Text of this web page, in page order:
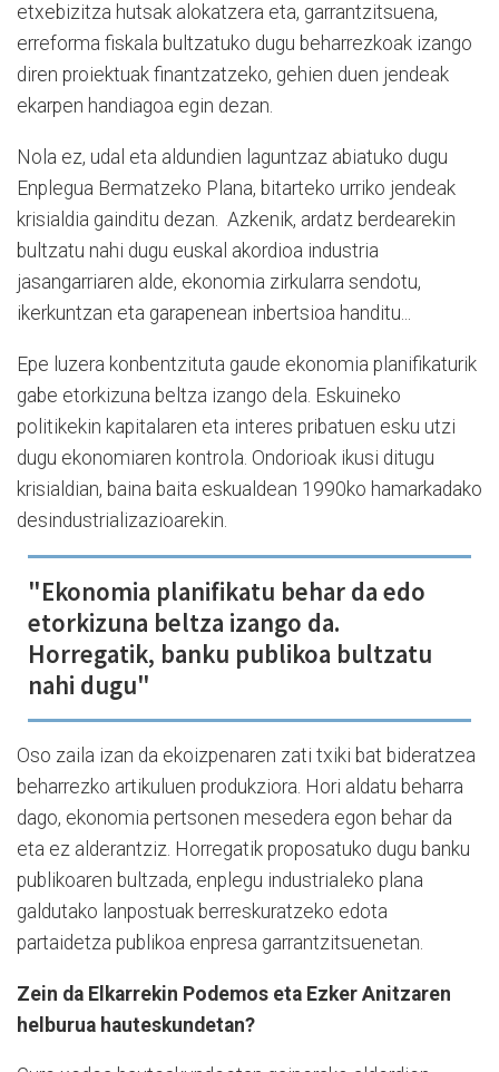
etxebizitza hutsak alokatzera eta, garrantzitsuena,
erreforma fiskala bultzatuko dugu beharrezkoak izango
diren proiektuak finantzatzeko, gehien duen jendeak
ekarpen handiagoa egin dezan.
Nola ez, udal eta aldundien laguntzaz abiatuko dugu
Enplegua Bermatzeko Plana, bitarteko urriko jendeak
krisialdia gainditu dezan. Azkenik, ardatz berdearekin
bultzatu nahi dugu euskal akordioa industria
jasangarriaren alde, ekonomia zirkularra sendotu,
ikerkuntzan eta garapenean inbertsioa handitu...
Epe luzera konbentzituta gaude ekonomia planifikaturik
gabe etorkizuna beltza izango dela. Eskuineko
politikekin kapitalaren eta interes pribatuen esku utzi
dugu ekonomiaren kontrola. Ondorioak ikusi ditugu
krisialdian, baina baita eskualdean 1990ko hamarkadako
desindustrializazioarekin.
"Ekonomia planifikatu behar da edo
etorkizuna beltza izango da.
Horregatik, banku publikoa bultzatu
nahi dugu"
Oso zaila izan da ekoizpenaren zati txiki bat bideratzea
beharrezko artikuluen produkziora. Hori aldatu beharra
dago, ekonomia pertsonen mesedera egon behar da
eta ez alderantziz. Horregatik proposatuko dugu banku
publikoaren bultzada, enplegu industrialeko plana
galdutako lanpostuak berreskuratzeko edota
partaidetza publikoa enpresa garrantzitsuenetan.
Zein da Elkarrekin Podemos eta Ezker Anitzaren
helburua hauteskundetan?